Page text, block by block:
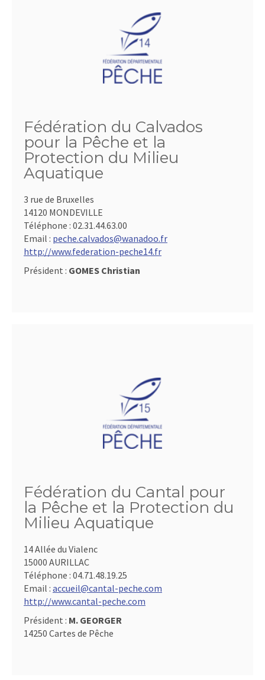
Fédération du Calvados
pour la Pêche et la
Protection du Milieu
Aquatique
3 rue de Bruxelles
14120 MONDEVILLE
Téléphone : 02.31.44.63.00
Email : peche.calvados@wanadoo.fr
http://www.federation-peche14.fr
Président : GOMES Christian
Fédération du Cantal pour
la Pêche et la Protection du
Milieu Aquatique
14 Allée du Vialenc
15000 AURILLAC
Téléphone : 04.71.48.19.25
Email : accueil@cantal-peche.com
http://www.cantal-peche.com
Président : M. GEORGER
14250 Cartes de Pêche